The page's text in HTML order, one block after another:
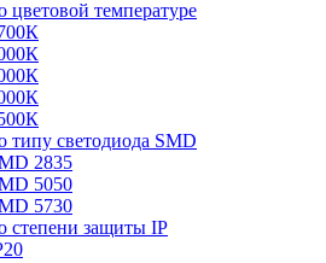
температуре
светодиода SMD
2835
5050
5730
степени защиты IP